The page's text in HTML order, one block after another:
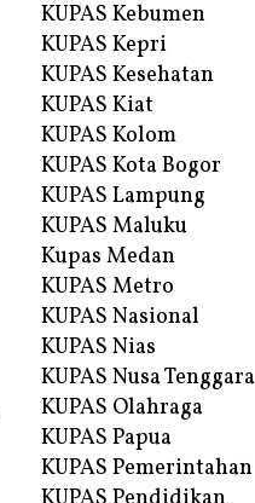
KUPAS Kebumen
KUPAS Kepri
KUPAS Kesehatan
KUPAS Kiat
KUPAS Kolom
KUPAS Kota Bogor
KUPAS Lampung
KUPAS Maluku
Kupas Medan
KUPAS Metro
KUPAS Nasional
KUPAS Nias
KUPAS Nusa Tenggara
KUPAS Olahraga
KUPAS Papua
KUPAS Pemerintahan